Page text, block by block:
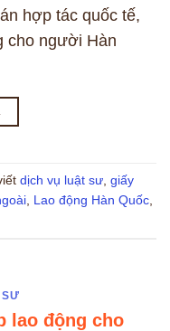
hợp tác quốc tế,
cho người Hàn
dịch vụ luật sư, giấy
, Lao động Hàn Quốc,
SƯ
lao động cho